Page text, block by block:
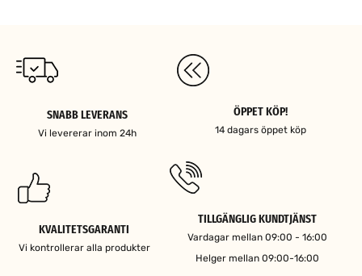
SNABB LEVERANS
Vi levererar inom 24h
ÖPPET KÖP!
14 dagars öppet köp
KVALITETSGARANTI
Vi kontrollerar alla produkter
TILLGÄNGLIG KUNDTJÄNST
Vardagar mellan 09:00 - 16:00
Helger mellan 09:00-16:00